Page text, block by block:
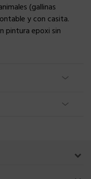
(gallinas
y con casita.
pintura epoxi sin